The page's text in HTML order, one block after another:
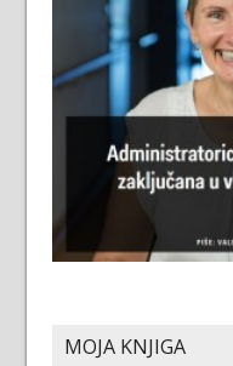
MOJA KNJIGA